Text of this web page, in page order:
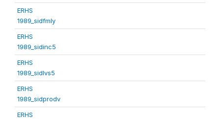
ERHS
1989_sidfmly
ERHS
1989_sidinc5
ERHS
1989_sidlvs5
ERHS
1989_sidprodv
ERHS